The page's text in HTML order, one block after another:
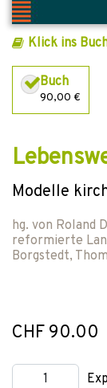
Klick ins
Buch
90,00 €
Modelle
hg. von Roland
reformierte
Borgstedt,
CHF 90.00